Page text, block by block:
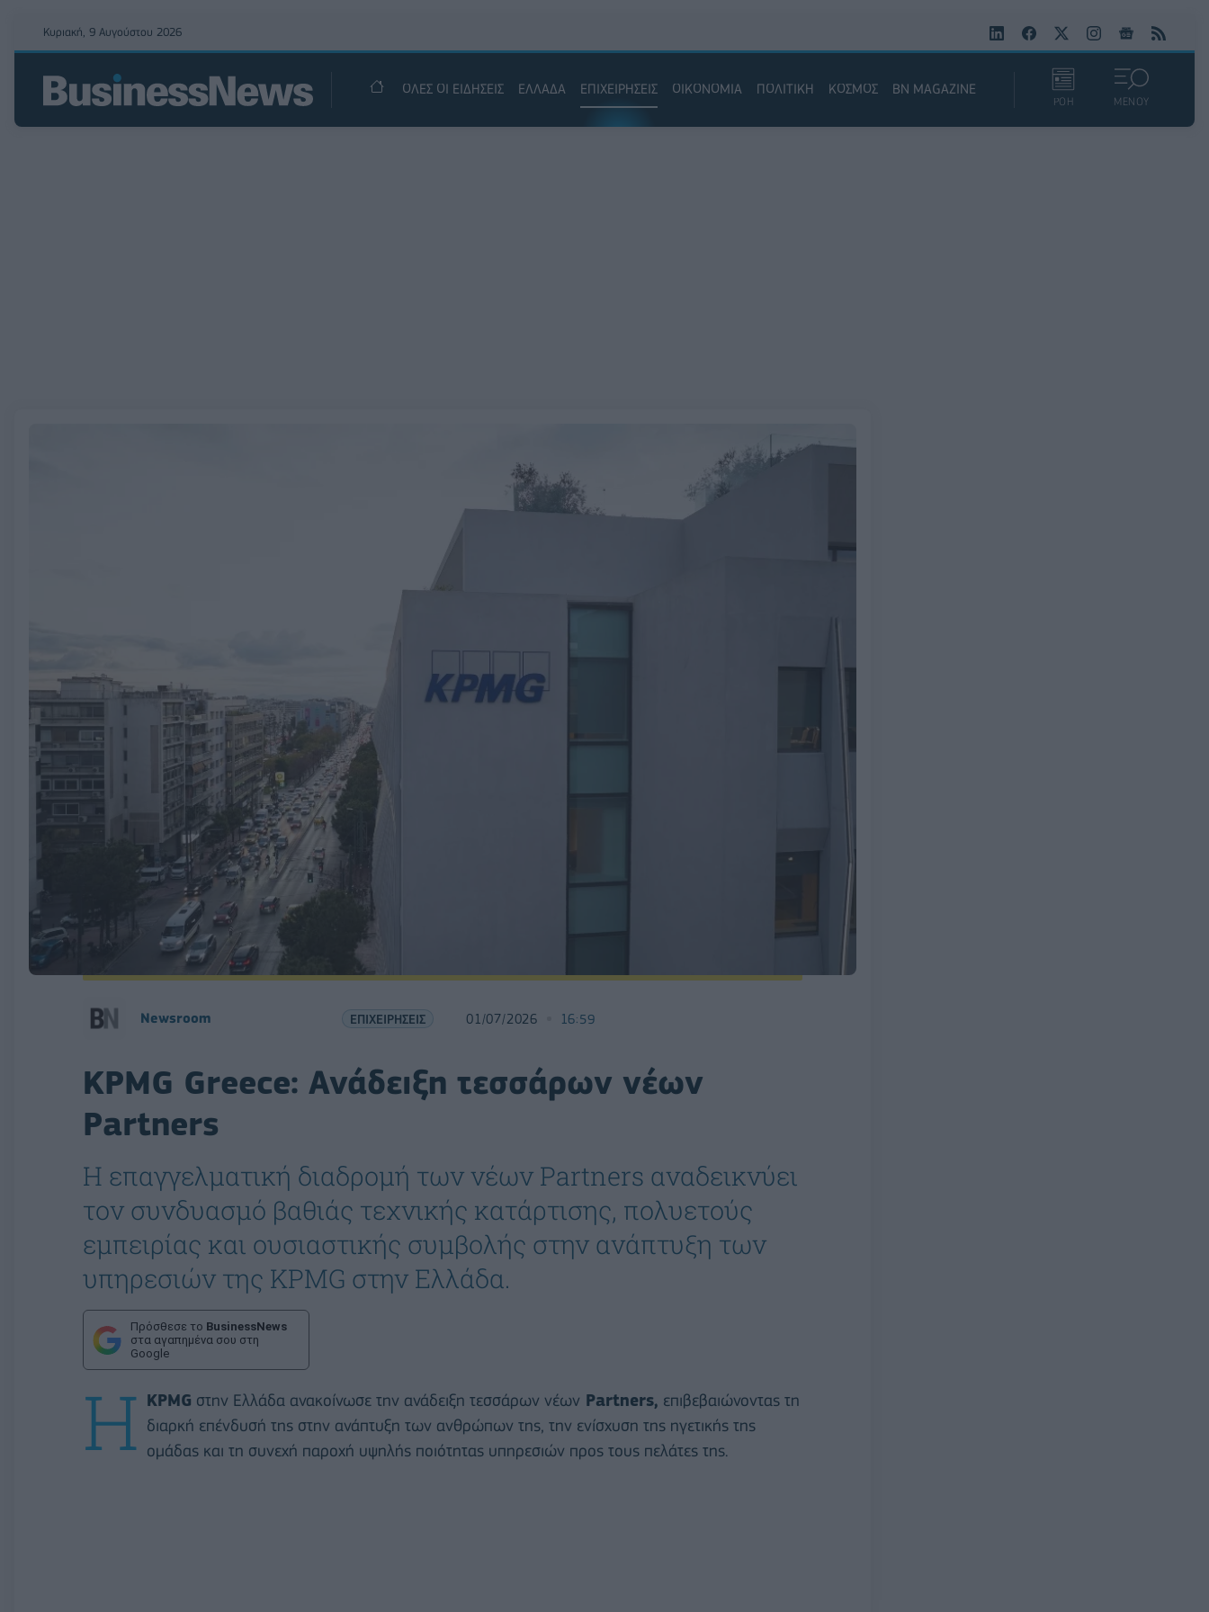
Κυριακή, 9 Αυγούστου 2026
ΟΛΕΣ ΟΙ ΕΙΔΗΣΕΙΣ ΕΛΛΑΔΑ ΕΠΙΧΕΙΡΗΣΕΙΣ ΟΙΚΟΝΟΜΙΑ ΠΟΛΙΤΙΚΗ ΚΟΣΜΟΣ BN MAGAZINE
ΡΟΗ ΜΕΝΟΥ
Νewsroom ΕΠΙΧΕΙΡΗΣΕΙΣ 01/07/2026 16:59
KPMG Greece: Ανάδειξη τεσσάρων νέων
Partners
Η επαγγελματική διαδρομή των νέων Partners αναδεικνύει
τον συνδυασμό βαθιάς τεχνικής κατάρτισης, πολυετούς
εμπειρίας και ουσιαστικής συμβολής στην ανάπτυξη των
υπηρεσιών της KPMG στην Ελλάδα.
Πρόσθεσε το BusinessNews
στα αγαπημένα σου στη
Google
Η KPMG στην Ελλάδα ανακοίνωσε την ανάδειξη τεσσάρων νέων Partners, επιβεβαιώνοντας τη
διαρκή επένδυσή της στην ανάπτυξη των ανθρώπων της, την ενίσχυση της ηγετικής της
ομάδας και τη συνεχή παροχή υψηλής ποιότητας υπηρεσιών προς τους πελάτες της.